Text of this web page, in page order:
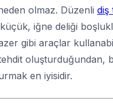
olmaz. Düzenli diş
iğne deliği
gibi araçlar
oluşturduğundan,
en iyisidir.